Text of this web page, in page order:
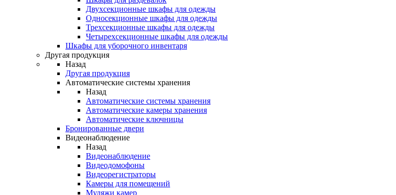
Двухсекционные шкафы для одежды
Односекционные шкафы для одежды
Трехсекционные шкафы для одежды
Четырехсекционные шкафы для одежды
Шкафы для уборочного инвентаря
Другая продукция
Назад
Другая продукция
Автоматические системы хранения
Назад
Автоматические системы хранения
Автоматические камеры хранения
Автоматические ключницы
Бронированные двери
Видеонаблюдение
Назад
Видеонаблюдение
Видеодомофоны
Видеорегистраторы
Камеры для помещений
Муляжи камер